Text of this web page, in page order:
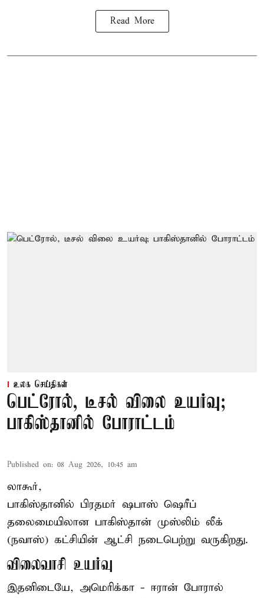
Read More
உலக செய்திகள்
பெட்ரோல், டீசல் விலை உயர்வு;
பாகிஸ்தானில் போராட்டம்
Published on: 08 Aug 2026, 10:45 am
லாகூர்,
பாகிஸ்தானில் பிரதமர் ஷபாஸ் ஷெரீப்
தலைமையிலான பாகிஸ்தான் முஸ்லிம் லீக்
(நவாஸ்) கட்சியின் ஆட்சி நடைபெற்று வருகிறது.
விலைவாசி உயர்வு
இதனிடையே, அமெரிக்கா - ஈரான் போரால்